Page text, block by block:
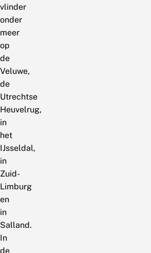
vlinder
onder
meer
op
de
Veluwe,
de
Utrechtse
Heuvelrug,
in
het
IJsseldal,
in
Zuid-
Limburg
en
in
Salland.
In
de